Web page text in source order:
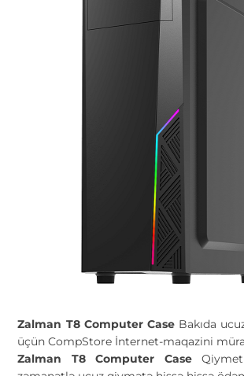
Zalman T8 Computer CaseBakıda
üçün CompStore İnternet-maqazini
Zalman T8 Computer Case